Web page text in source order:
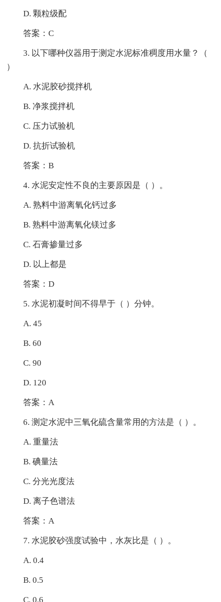
D. 颗粒级配
答案：C
3. 以下哪种仪器用于测定水泥标准稠度用水量？（
）
A. 水泥胶砂搅拌机
B. 净浆搅拌机
C. 压力试验机
D. 抗折试验机
答案：B
4. 水泥安定性不良的主要原因是（ ）。
A. 熟料中游离氧化钙过多
B. 熟料中游离氧化镁过多
C. 石膏掺量过多
D. 以上都是
答案：D
5. 水泥初凝时间不得早于（ ）分钟。
A. 45
B. 60
C. 90
D. 120
答案：A
6. 测定水泥中三氧化硫含量常用的方法是（ ）。
A. 重量法
B. 碘量法
C. 分光光度法
D. 离子色谱法
答案：A
7. 水泥胶砂强度试验中，水灰比是（ ）。
A. 0.4
B. 0.5
C. 0.6